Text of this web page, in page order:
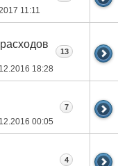
11:11
18:28
13
00:05
7
4